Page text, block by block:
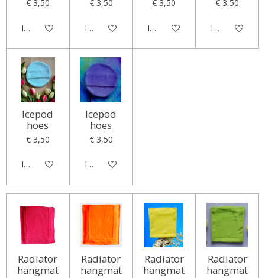
€ 3,50
In winkelwagen
€ 3,50
In winkelwagen
€ 3,50
In winkelwagen
€ 3,50
In
Icepod
hoes
€ 3,50
In winkelwagen
Icepod
hoes
€ 3,50
In winkelwagen
Radiator
hangmat
Radiator
hangmat
Radiator
hangmat
Radiator
hangmat